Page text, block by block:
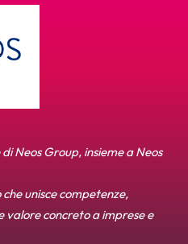
Neos Group, insieme a Neos
unisce competenze,
valore concreto a imprese e